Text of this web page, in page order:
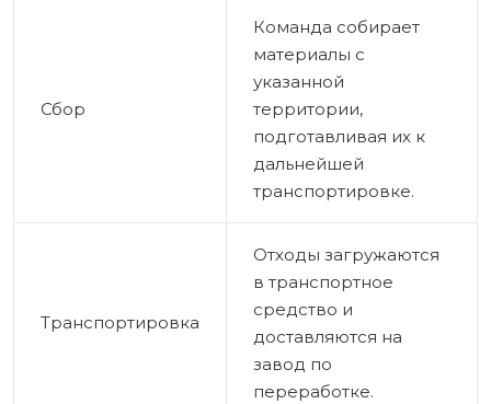
Сбор
Команда собирает
материалы с
указанной
территории,
подготавливая их к
дальнейшей
транспортировке.
Транспортировка
Отходы загружаются
в транспортное
средство и
доставляются на
завод по
переработке.